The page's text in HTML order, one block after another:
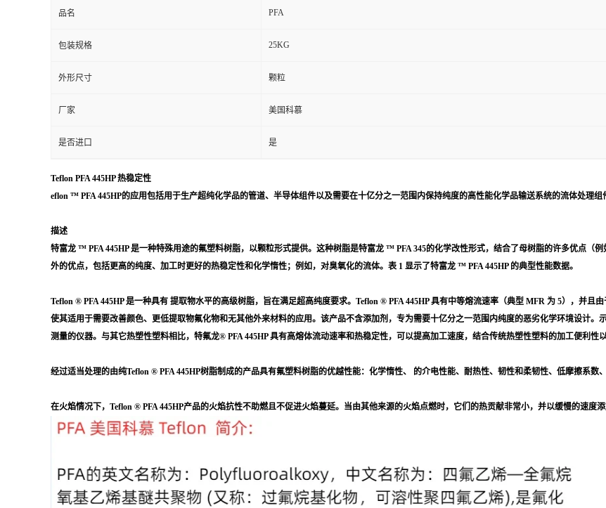
品名 PFA
包装规格 25KG
外形尺寸 颗粒
厂家 美国科慕
是否进口 是
Teflon PFA 445HP 热稳定性
eflon ™ PFA 445HP的应用包括用于生产超纯化学品的管道、半导体组件以及需要在十亿分之一范围内保持纯度的高性能化学品输送系统的流体处理组
描述
特富龙 ™ PFA 445HP 是一种特殊用途的氟塑料树脂，以颗粒形式提供。这种树脂是特富龙 ™ PFA 345的化学改性形式，结合了母树脂的许多优点（
外的优点，包括更高的纯度、加工时更好的热稳定性和化学惰性；例如，对臭氧化的流体。表 1 显示了特富龙 ™ PFA 445HP 的典型性能数据。
Teflon ® PFA 445HP 是一种具有 提取物水平的高级树脂，旨在满足超高纯度要求。Teflon ® PFA 445HP 具有中等熔流速率（典型 MFR 为 5），并且
使其适用于需要改善颜色、更低提取物氟化物和无其他外来材料的应用。该产品不含添加剂，专为需要十亿分之一范围内纯度的恶劣化学环境设计
测量的仪器。与其它热塑性塑料相比，特氟龙® PFA 445HP 具有高熔体流动速率和热稳定性，可以提高加工速度，结合传统热塑性塑料的加工便利性
经过适当处理的由纯Teflon ® PFA 445HP树脂制成的产品具有氟塑料树脂的优越性能：化学惰性、 的介电性能、耐热性、韧性和柔韧性、低摩擦系数
在火焰情况下，Teflon ® PFA 445HP产品的火焰抗性不助燃且不促进火焰蔓延。当由其他来源的火焰点燃时，它们的热贡献非常小，并以缓慢的速度添